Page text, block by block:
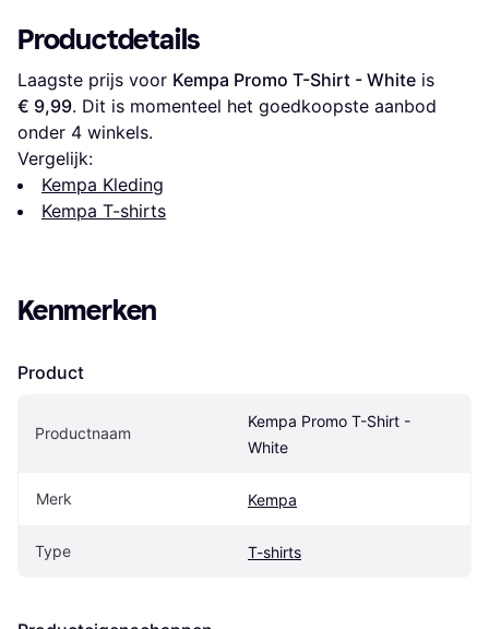
Productdetails
Laagste prijs voor Kempa Promo T-Shirt - White
€ 9,99. Dit is momenteel het goedkoopste aanbod
onder 4 winkels.
Vergelijk:
Kempa Kleding
Kempa T-shirts
Kenmerken
Product
Productnaam
Kempa Promo T-Shirt -
White
Merk Kempa
Type T-shirts